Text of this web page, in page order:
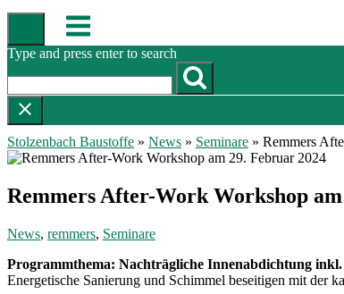
Skip
content
Menu
Type and press enter to search
Stolzenbach Baustoffe » News » Seminare » Remmers
Remmers After-Work Workshop
News, remmers, Seminare
Programmthema: Nachträgliche Innenabdichtung
Energetische Sanierung und Schimmel beseitigen mit der